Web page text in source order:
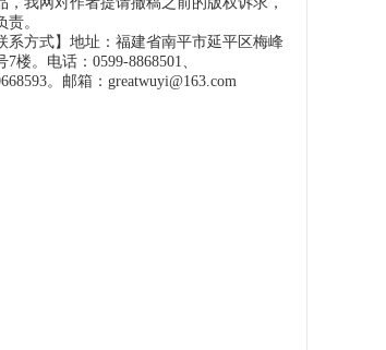
责。
方式】地址：福建省南平市延平区梅峰
7楼。电话：0599-8868501、
。邮箱：greatwuyi@163.com